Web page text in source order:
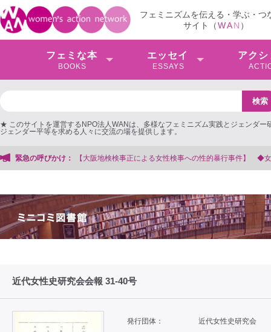
フェミニズムを伝える・学ぶ・つ
サイト（WAN ）
フェミな本
BOOKS
エッセイ
ESSAYS
アクシ
★ このサイトを運営するNPO法人WANは、多様なフェミニズム実践とジェンダー
ジェンダー平等を求める人々に交流の場を提供します。
緊急の呼びかけ：
女性検事への性的暴行事件】 ◆女性検事を支援する会事務局
近代女性史研究会会報 31-40号
発行団体： 近代女性史研究会